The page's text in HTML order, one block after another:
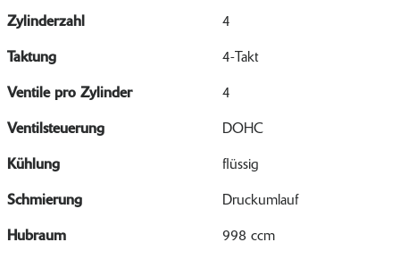
Zylinderzahl 4
Taktung 4-Takt
Ventile pro Zylinder 4
Ventilsteuerung DOHC
Kühlung flüssig
Schmierung Druckumlauf
Hubraum 998 ccm